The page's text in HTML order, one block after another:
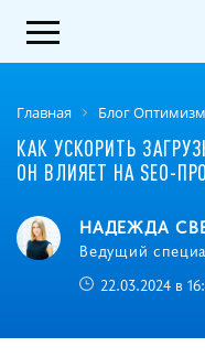
Главная Блог
КАК УСКОРИТЬ
ОН ВЛИЯЕТ НА SEO-
НАДЕЖДА
Ведущий
22.03.2024 в